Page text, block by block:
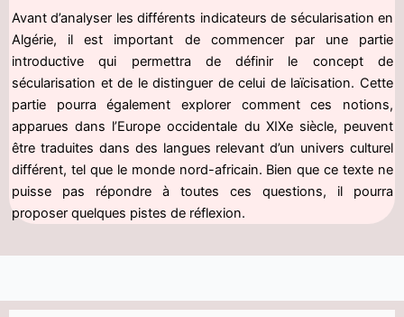
Avant d’analyser les différents indicateurs de sécularisation en
Algérie, il est important de commencer par une partie
introductive qui permettra de définir le concept de
sécularisation et de le distinguer de celui de laïcisation. Cette
partie pourra également explorer comment ces notions,
apparues dans l’Europe occidentale du XIXe siècle, peuvent
être traduites dans des langues relevant d’un univers culturel
différent, tel que le monde nord-africain. Bien que ce texte ne
puisse pas répondre à toutes ces questions, il pourra
proposer quelques pistes de réflexion.